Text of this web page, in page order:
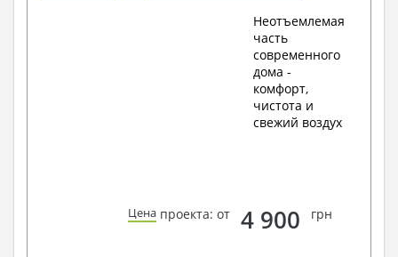
Неотъемлемая
часть
современного
дома -
комфорт,
чистота и
свежий воздух
Цена проекта: от 4 900 грн